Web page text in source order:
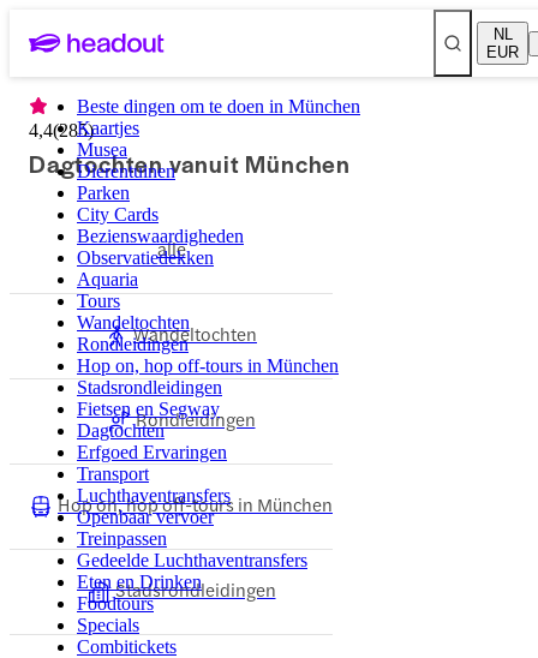
NL
EUR
Beste dingen om te doen in München
Kaartjes
Musea
Dierentuinen
Parken
City Cards
Bezienswaardigheden
Observatiedekken
Aquaria
Tours
Wandeltochten
Rondleidingen
Hop on, hop off-tours in München
Stadsrondleidingen
Fietsen en Segway
Dagtochten
Erfgoed Ervaringen
Transport
Luchthaventransfers
Openbaar vervoer
Treinpassen
Gedeelde Luchthaventransfers
Eten en Drinken
Foodtours
Specials
Combitickets
4,4(285)
Dagtochten vanuit München
alle
Wandeltochten
Rondleidingen
Hop on, hop off-tours in München
Stadsrondleidingen